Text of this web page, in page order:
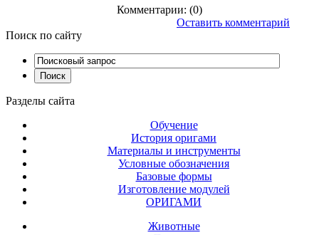
Комментарии: (0)
Оставить комментарий
Поиск по сайту
Разделы сайта
Обучение
История оригами
Материалы и инструменты
Условные обозначения
Базовые формы
Изготовление модулей
ОРИГАМИ
Животные